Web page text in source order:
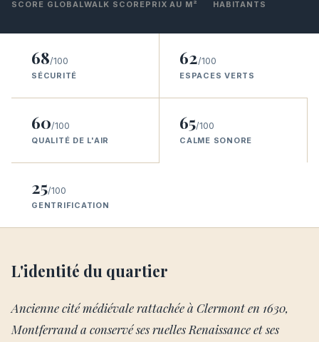
SCORE GLOBALWALK SCOREPRIX AU M² HABITANTS
68/100
SÉCURITÉ
62/100
ESPACES VERTS
60/100
QUALITÉ DE L'AIR
65/100
CALME SONORE
25/100
GENTRIFICATION
L'identité du quartier
Ancienne cité médiévale rattachée à Clermont en 1630,
Montferrand a conservé ses ruelles Renaissance et ses